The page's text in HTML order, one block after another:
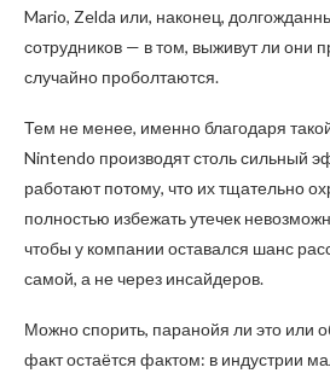
Mario, Zelda или, наконец,
сотрудников — в том, выживут ли они
случайно проболтаются.
Тем не менее, именно благодаря
Nintendo производят столь сильный
работают потому, что их тщательно
полностью избежать утечек
чтобы у компании оставался шанс
самой, а не через инсайдеров.
Можно спорить, паранойя ли это или
факт остаётся фактом: в индустрии